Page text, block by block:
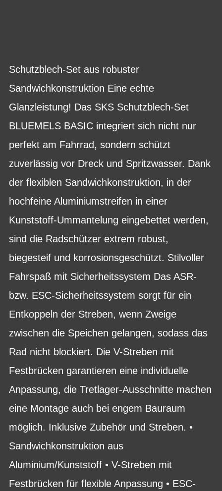
Schutzblech-Set aus robuster
Sandwichkonstruktion Eine echte
Glanzleistung! Das SKS Schutzblech-Set
BLUEMELS BASIC integriert sich nicht nur
perfekt am Fahrrad, sondern schützt
zuverlässig vor Dreck und Spritzwasser. Dank
der flexiblen Sandwichkonstruktion, in der
hochfeine Aluminiumstreifen in einer
Kunststoff-Ummantelung eingebettet werden,
sind die Radschützer extrem robust,
biegesteif und korrosionsgeschützt. Stilvoller
Fahrspaß mit Sicherheitssystem Das ASR-
bzw. ESC-Sicherheitssystem sorgt für ein
Entkoppeln der Streben, wenn Zweige
zwischen die Speichen gelangen, sodass das
Rad nicht blockiert. Die V-Streben mit
Festbrücken garantieren eine individuelle
Anpassung, die Tretlager-Ausschnitte machen
eine Montage auch bei engem Bauraum
möglich. Inklusive Zubehör und Streben. •
Sandwichkonstruktion aus
Aluminium/Kunststoff • V-Streben mit
Festbrücken für flexible Anpassung • ESC-